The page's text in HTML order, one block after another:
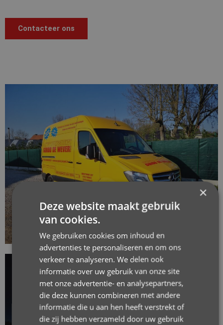
Contacteer ons
×
Deze website maakt gebruik
van cookies.
We gebruiken cookies om inhoud en
advertenties te personaliseren en om ons
verkeer te analyseren. We delen ook
informatie over uw gebruik van onze site
met onze advertentie- en analysepartners,
die deze kunnen combineren met andere
informatie die u aan hen heeft verstrekt of
die zij hebben verzameld door uw gebruik